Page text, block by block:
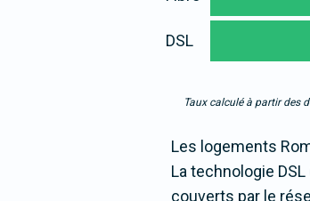
DSL
Taux calculé à partir des
Les logements
La technologie DSL
couverts par le